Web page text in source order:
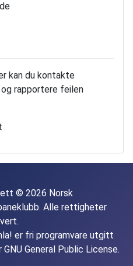
kan du kontakte
rapportere feilen
© 2026 Norsk
Alle rettigheter
er fri programvare utgitt
GNU General Public License.